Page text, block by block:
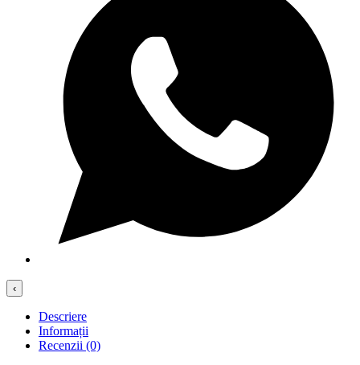
‹
Descriere
Informații
Recenzii (0)